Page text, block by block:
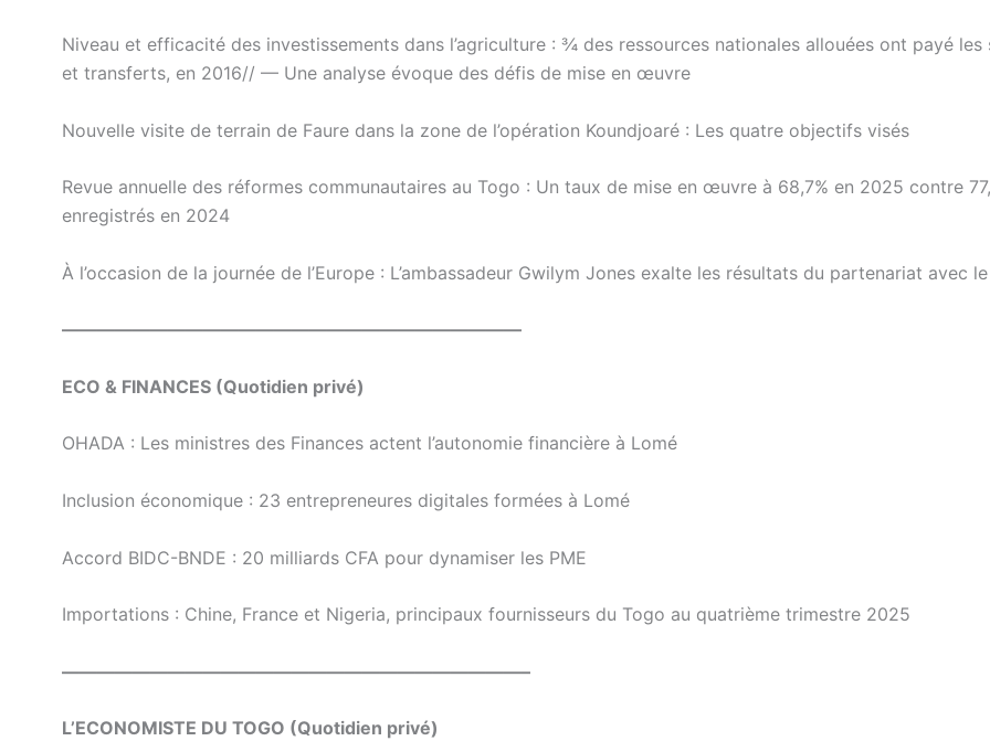
Niveau et efficacité des investissements dans l’agriculture : ¾ des ressources nationales allouées ont payé les
et transferts, en 2016// — Une analyse évoque des défis de mise en œuvre
Nouvelle visite de terrain de Faure dans la zone de l’opération Koundjoaré : Les quatre objectifs visés
Revue annuelle des réformes communautaires au Togo : Un taux de mise en œuvre à 68,7% en 2025 contre
enregistrés en 2024
À l’occasion de la journée de l’Europe : L’ambassadeur Gwilym Jones exalte les résultats du partenariat avec
——————————————————————————
ECO & FINANCES (Quotidien privé)
OHADA : Les ministres des Finances actent l’autonomie financière à Lomé
Inclusion économique : 23 entrepreneures digitales formées à Lomé
Accord BIDC-BNDE : 20 milliards CFA pour dynamiser les PME
Importations : Chine, France et Nigeria, principaux fournisseurs du Togo au quatrième trimestre 2025
——————————————————————————–
L’ECONOMISTE DU TOGO (Quotidien privé)